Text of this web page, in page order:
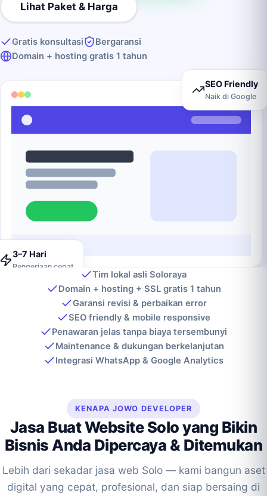
Lihat Paket & Harga
Gratis konsultasi
Bergaransi
Domain + hosting gratis 1 tahun
SEO Friendly
Naik di Google
3–7 Hari
Pengerjaan cepat
Tim lokal asli Soloraya
Domain + hosting + SSL gratis 1 tahun
Garansi revisi & perbaikan error
SEO friendly & mobile responsive
Penawaran jelas tanpa biaya tersembunyi
Maintenance & dukungan berkelanjutan
Integrasi WhatsApp & Google Analytics
KENAPA JOWO DEVELOPER
Jasa Buat Website Solo yang Bikin
Bisnis Anda Dipercaya & Ditemukan
Lebih dari sekadar jasa web Solo — kami bangun aset
digital yang cepat, profesional, dan siap bersaing di